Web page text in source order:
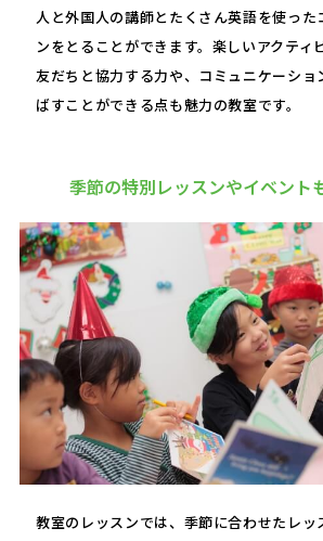
人と外国人の講師とたくさん英語を使った
ンをとることができます。楽しいアクティ
友だちと協力する力や、コミュニケーショ
ばすことができる点も魅力の教室です。
季節の特別レッスンやイベント
教室のレッスンでは、季節に合わせたレッ